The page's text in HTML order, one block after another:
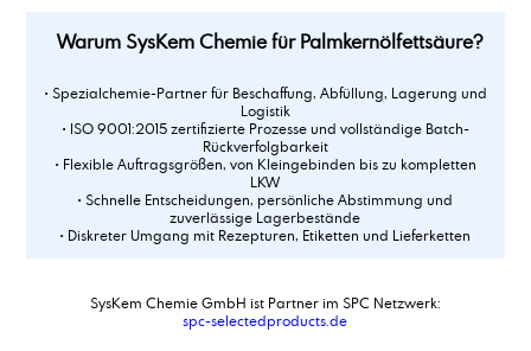
Warum SysKem Chemie für Palmkernölfettsäure?
• Spezialchemie-Partner für Beschaffung, Abfüllung, Lagerung und
Logistik
• ISO 9001:2015 zertifizierte Prozesse und vollständige Batch-
Rückverfolgbarkeit
• Flexible Auftragsgrößen, von Kleingebinden bis zu kompletten
LKW
• Schnelle Entscheidungen, persönliche Abstimmung und
zuverlässige Lagerbestände
• Diskreter Umgang mit Rezepturen, Etiketten und Lieferketten
SysKem Chemie GmbH ist Partner im SPC Netzwerk:
spc-selectedproducts.de